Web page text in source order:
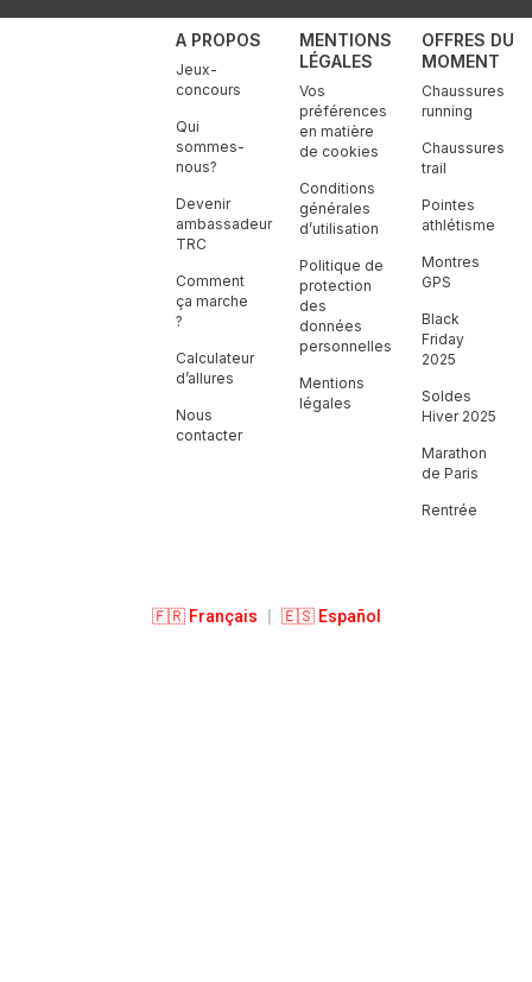
A PROPOS
Jeux-
concours
Qui
sommes-
nous?
Devenir
ambassadeur
TRC
Comment
ça marche
?
Calculateur
d’allures
Nous
contacter
MENTIONS
LÉGALES
Vos
préférences
en matière
de cookies
Conditions
générales
d’utilisation
Politique de
protection
des
données
personnelles
Mentions
légales
OFFRES DU
MOMENT
Chaussures
running
Chaussures
trail
Pointes
athlétisme
Montres
GPS
Black
Friday
2025
Soldes
Hiver 2025
Marathon
de Paris
Rentrée
🇫🇷 Français 🇪🇸 Español